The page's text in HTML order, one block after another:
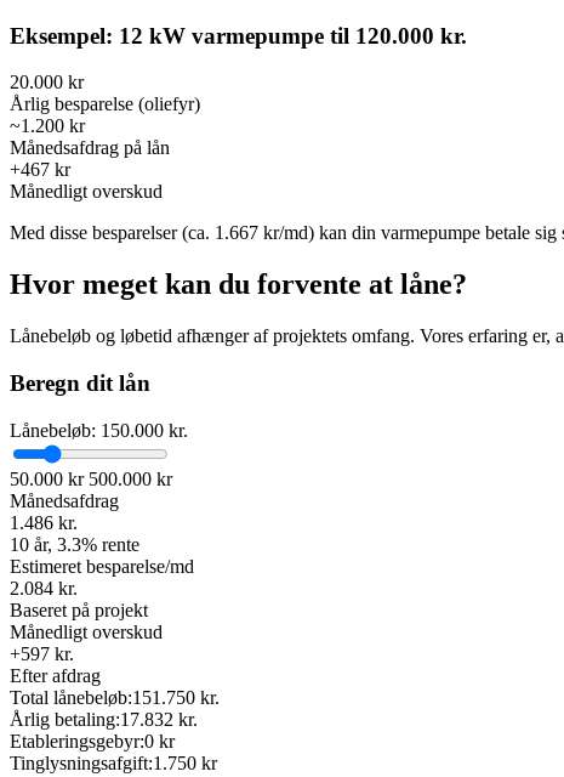
Eksempel: 12 kW varmepumpe til 120.000 kr.
20.000 kr
Årlig besparelse (oliefyr)
~1.200 kr
Månedsafdrag på lån
+467 kr
Månedligt overskud
Med disse besparelser (ca. 1.667 kr/md) kan din varmepumpe betale
Hvor meget kan du forvente at låne?
Lånebeløb og løbetid afhænger af projektets omfang. Vores erfaring er,
Beregn dit lån
Lånebeløb: 150.000 kr.
50.000 kr 500.000 kr
Månedsafdrag
1.486 kr.
10 år, 3.3% rente
Estimeret besparelse/md
2.084 kr.
Baseret på projekt
Månedligt overskud
+597 kr.
Efter afdrag
Total lånebeløb:151.750 kr.
Årlig betaling:17.832 kr.
Etableringsgebyr:0 kr
Tinglysningsafgift:1.750 kr